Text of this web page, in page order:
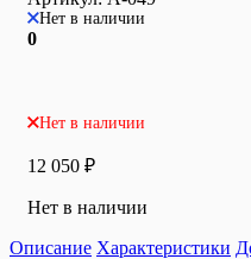
Нет в наличии
0
Нет в наличии
12 050 ₽
Нет в наличии
Описание Характеристики